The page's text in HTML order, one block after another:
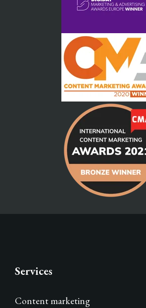
Services
Content marketing